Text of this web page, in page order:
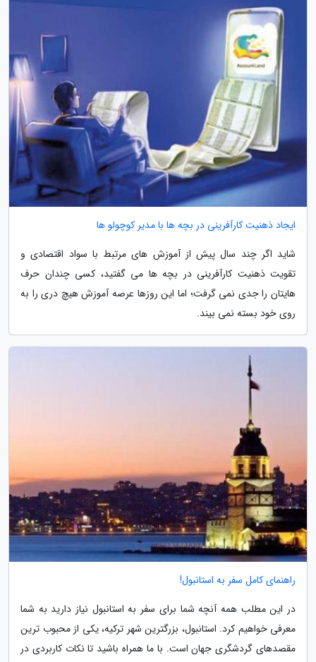
ایجاد ذهنیت کارآفرینی در بچه ها با مدیر کوچولو ها
شاید اگر چند سال پیش از آموزش های مرتبط با سواد اقتصادی و
تقویت ذهنیت کارآفرینی در بچه ها می گفتید، کسی چندان حرف
هایتان را جدی نمی گرفت؛ اما این روزها عرصه آموزش هیچ دری را به
روی خود بسته نمی بیند.
راهنمای کامل سفر به استانبول!
در این مطلب همه آنچه شما برای سفر به استانبول نیاز دارید به شما
معرفی خواهیم کرد. استانبول، بزرگترین شهر ترکیه، یکی از محبوب ترین
مقصدهای گردشگری جهان است. با ما همراه باشید تا نکات کاربردی در